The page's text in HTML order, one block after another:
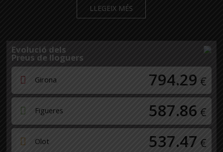
LLEGEIX MÉS
Evolució dels
Preus de lloguers
Girona 794.29 €
Figueres 587.86 €
Olot 537.47 €